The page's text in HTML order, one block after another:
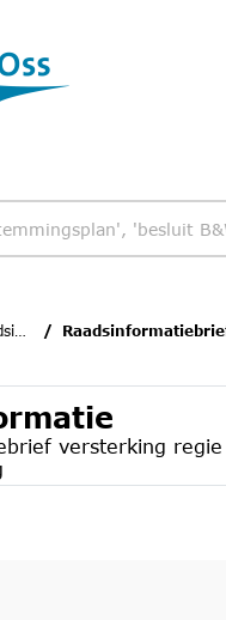
pagina
Raadsinformatiebrief versterking
versterking regie